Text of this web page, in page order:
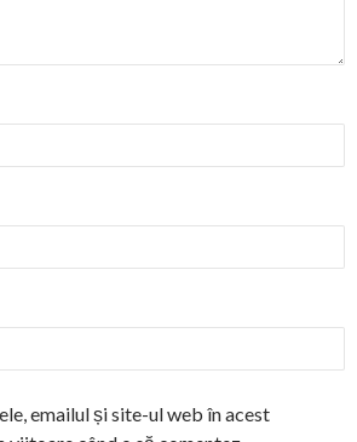
emailul și site-ul web în acest